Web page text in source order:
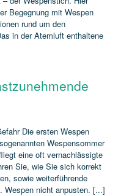
Begegnung mit Wespen
rund um den
in der Atemluft enthaltene
Die ersten Wespen
Wespensommer
eine oft vernachlässigte
Sie, wie Sie sich korrekt
sowie weiterführende
Wespen nicht anpusten. [...]